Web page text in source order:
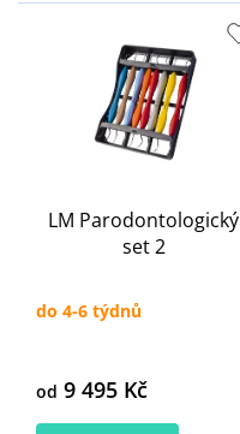
LM Parodontologický
set 2
do 4-6 týdnů
od 9 495 Kč